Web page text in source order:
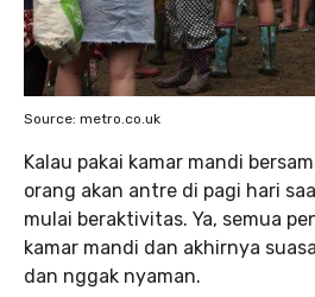
Source: metro.co.uk
Kalau pakai kamar mandi
orang akan antre di pagi hari
mulai beraktivitas. Ya, semua
kamar mandi dan akhirnya
dan nggak nyaman.